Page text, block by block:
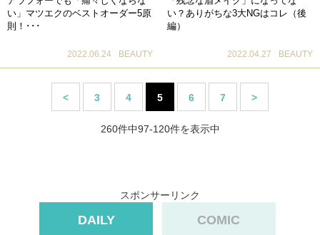
い」マツエクのベストオーダー5原
則！･･･
2022.06.24 BEAUTY
い？ありがちな3大NGはコレ（後
編）
2022.04.27 BEAUTY
< 3 4 5 6 7 >
260件中97-120件を表示中
スポンサーリンク
DAILY COMIC